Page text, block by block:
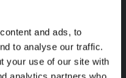
and ads, to
to analyse our traffic.
your use of our site with
et profitez du
pour vous.